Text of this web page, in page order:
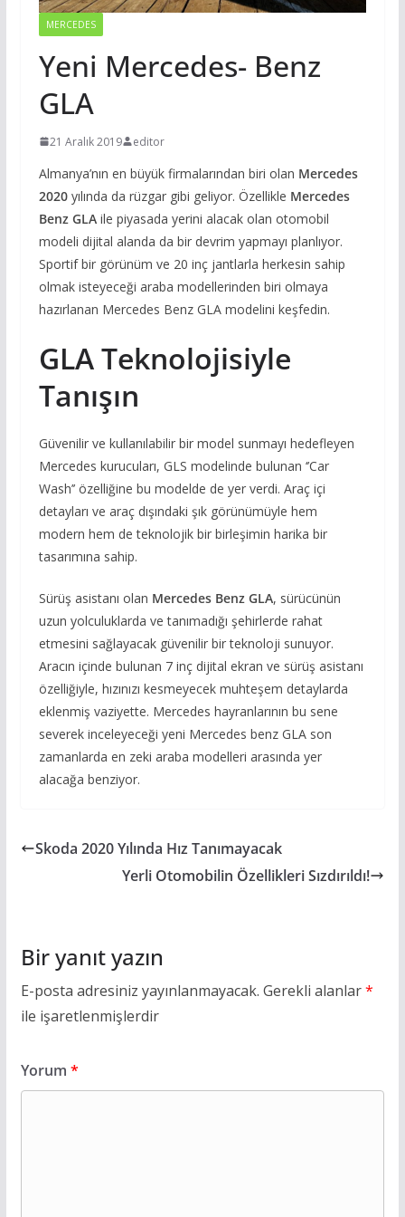
MERCEDES
Yeni Mercedes- Benz
GLA
21 Aralık 2019 editor
Almanya’nın en büyük firmalarından biri olan Mercedes
2020yılında da rüzgar gibi geliyor. Özellikle Mercedes
Benz GLAile piyasada yerini alacak olan otomobil
modeli dijital alanda da bir devrim yapmayı planlıyor.
Sportif bir görünüm ve 20 inç jantlarla herkesin sahip
olmak isteyeceği araba modellerinden biri olmaya
hazırlanan Mercedes Benz GLA modelini keşfedin.
GLA Teknolojisiyle
Tanışın
Güvenilir ve kullanılabilir bir model sunmayı hedefleyen
Mercedes kurucuları, GLS modelinde bulunan ‘’Car
Wash’’ özelliğine bu modelde de yer verdi. Araç içi
detayları ve araç dışındaki şık görünümüyle hem
modern hem de teknolojik bir birleşimin harika bir
tasarımına sahip.
Sürüş asistanı olan Mercedes Benz GLA, sürücünün
uzun yolculuklarda ve tanımadığı şehirlerde rahat
etmesini sağlayacak güvenilir bir teknoloji sunuyor.
Aracın içinde bulunan 7 inç dijital ekran ve sürüş asistanı
özelliğiyle, hızınızı kesmeyecek muhteşem detaylarda
eklenmiş vaziyette. Mercedes hayranlarının bu sene
severek inceleyeceği yeni Mercedes benz GLA son
zamanlarda en zeki araba modelleri arasında yer
alacağa benziyor.
Skoda 2020 Yılında Hız Tanımayacak
Yerli Otomobilin Özellikleri Sızdırıldı!
Bir yanıt yazın
E-posta adresiniz yayınlanmayacak. Gerekli alanlar*
ile işaretlenmişlerdir
Yorum *